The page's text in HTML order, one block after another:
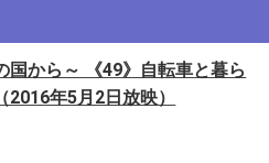
国から～ 《49》自転車と暮ら
2016年5月2日放映）